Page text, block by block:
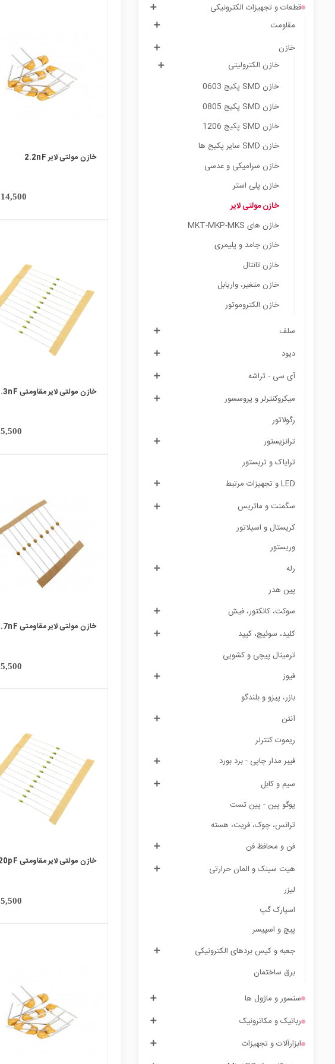
قطعات و تجهیزات الکترونیکی
مقاومت
خازن
خازن الکترولیتی
خازن SMD پکیج 0603
خازن SMD پکیج 0805
خازن SMD پکیج 1206
خازن SMD سایر پکیج ها
خازن سرامیکی و عدسی
خازن پلی استر
خازن مولتی لایر
خازن های MKT-MKP-MKS
خازن جامد و پلیمری
خازن تانتال
خازن متغیر، واریابل
خازن الکتروموتور
سلف
دیود
آی سی - تراشه
میکروکنترلر و پروسسور
رگولاتور
ترانزیستور
ترایاک و تریستور
LED و تجهیزات مرتبط
سگمنت و ماتریس
کریستال و اسیلاتور
وریستور
رله
پین هدر
سوكت، کانکتور، فیش
کلید، سوئیچ، کیپد
ترمینال پیچی و کشویی
فیوز
بازر، پیزو و بلندگو
آنتن
ریموت کنترلر
فیبر مدار چاپی - برد بورد
سیم و کابل
پوگو پین - پین تست
ترانس، چوک، فریت، هسته
فن و محافظ فن
هیت سینک و المان حرارتی
لیزر
اسپارک گپ
پیچ و اسپیسر
جعبه و کیس بردهای الکترونیکی
برق ساختمان
سنسور و ماژول ها
رباتیک و مکاترونیک
ابزارآلات و تجهیزات
خازن مولتی لایر 2.2nF
14,500
خازن مولتی لایر مقاومتی 3.3nF
5,500
خازن مولتی لایر مقاومتی 2.7nF
5,500
خازن مولتی لایر مقاومتی 220pF
5,500